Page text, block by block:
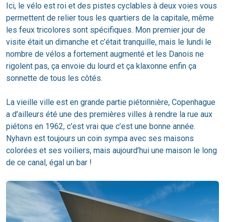
Ici, le vélo est roi et des pistes cyclables à deux voies vous
permettent de relier tous les quartiers de la capitale, même
les feux tricolores sont spécifiques. Mon premier jour de
visite était un dimanche et c’était tranquille, mais le lundi le
nombre de vélos a fortement augmenté et les Danois ne
rigolent pas, ça envoie du lourd et ça klaxonne enfin ça
sonnette de tous les côtés.
La vieille ville est en grande partie piétonnière, Copenhague
a d’ailleurs été une des premières villes à rendre la rue aux
piétons en 1962, c’est vrai que c’est une bonne année.
Nyhavn est toujours un coin sympa avec ses maisons
colorées et ses voiliers, mais aujourd’hui une maison le long
de ce canal, égal un bar !